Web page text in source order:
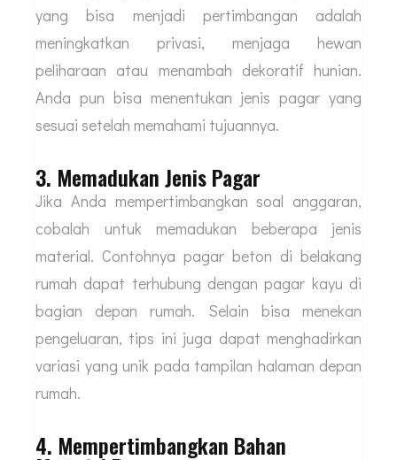
yang bisa menjadi pertimbangan adalah
meningkatkan privasi, menjaga hewan
peliharaan atau menambah dekoratif hunian.
Anda pun bisa menentukan jenis pagar yang
sesuai setelah memahami tujuannya.
3. Memadukan Jenis Pagar
Jika Anda mempertimbangkan soal anggaran,
cobalah untuk memadukan beberapa jenis
material. Contohnya pagar beton di belakang
rumah dapat terhubung dengan pagar kayu di
bagian depan rumah. Selain bisa menekan
pengeluaran, tips ini juga dapat menghadirkan
variasi yang unik pada tampilan halaman depan
rumah.
4. Mempertimbangkan Bahan